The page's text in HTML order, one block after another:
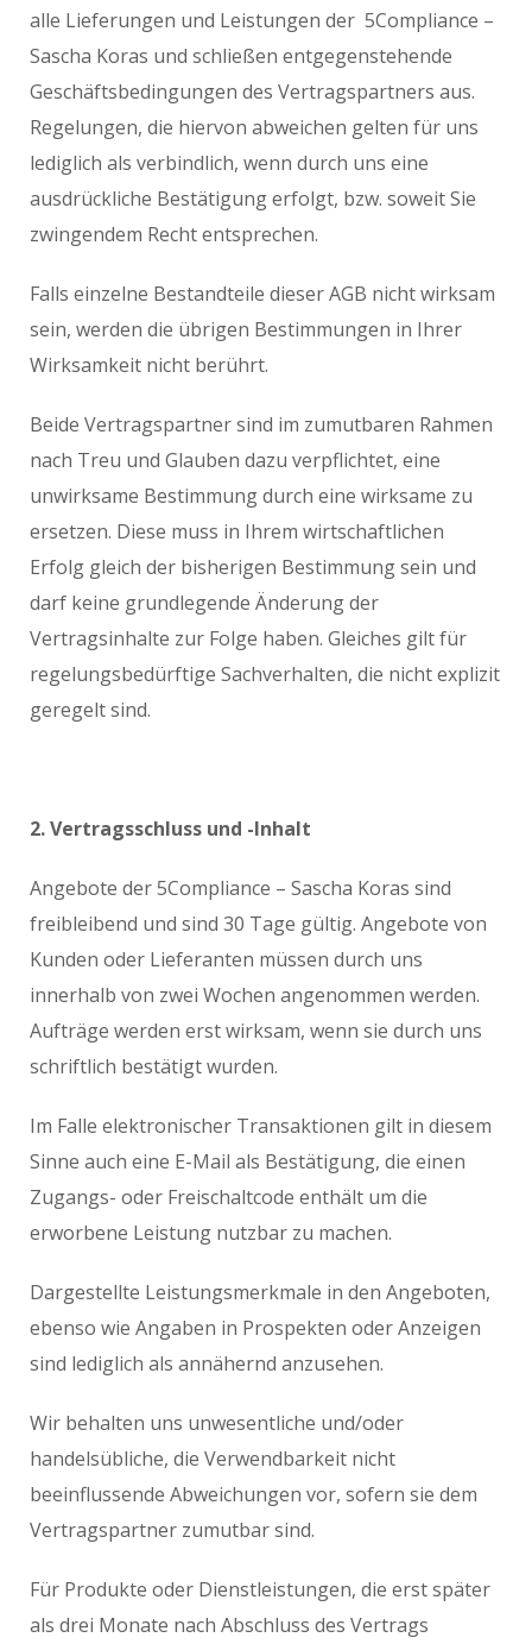
alle Lieferungen und Leistungen der 5Compliance –
Sascha Koras und schließen entgegenstehende
Geschäftsbedingungen des Vertragspartners aus.
Regelungen, die hiervon abweichen gelten für uns
lediglich als verbindlich, wenn durch uns eine
ausdrückliche Bestätigung erfolgt, bzw. soweit Sie
zwingendem Recht entsprechen.
Falls einzelne Bestandteile dieser AGB nicht wirksam
sein, werden die übrigen Bestimmungen in Ihrer
Wirksamkeit nicht berührt.
Beide Vertragspartner sind im zumutbaren Rahmen
nach Treu und Glauben dazu verpflichtet, eine
unwirksame Bestimmung durch eine wirksame zu
ersetzen. Diese muss in Ihrem wirtschaftlichen
Erfolg gleich der bisherigen Bestimmung sein und
darf keine grundlegende Änderung der
Vertragsinhalte zur Folge haben. Gleiches gilt für
regelungsbedürftige Sachverhalten, die nicht explizit
geregelt sind.
2. Vertragsschluss und -Inhalt
Angebote der 5Compliance – Sascha Koras sind
freibleibend und sind 30 Tage gültig. Angebote von
Kunden oder Lieferanten müssen durch uns
innerhalb von zwei Wochen angenommen werden.
Aufträge werden erst wirksam, wenn sie durch uns
schriftlich bestätigt wurden.
Im Falle elektronischer Transaktionen gilt in diesem
Sinne auch eine E-Mail als Bestätigung, die einen
Zugangs- oder Freischaltcode enthält um die
erworbene Leistung nutzbar zu machen.
Dargestellte Leistungsmerkmale in den Angeboten,
ebenso wie Angaben in Prospekten oder Anzeigen
sind lediglich als annähernd anzusehen.
Wir behalten uns unwesentliche und/oder
handelsübliche, die Verwendbarkeit nicht
beeinflussende Abweichungen vor, sofern sie dem
Vertragspartner zumutbar sind.
Für Produkte oder Dienstleistungen, die erst später
als drei Monate nach Abschluss des Vertrags